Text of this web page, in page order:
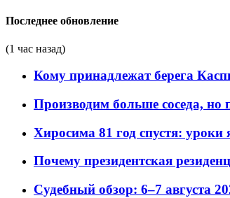
Последнее обновление
(1 час назад)
Кому принадлежат берега
Производим больше соседа, но
Хиросима 81 год спустя: уроки
Почему президентская
Судебный обзор: 6–7 августа